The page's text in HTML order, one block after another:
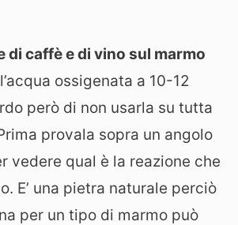
di caffè e di vino sul marmo
ossigenata a 10-12
però di non usarla su tutta
provala sopra un angolo
vedere qual è la reazione che
E’ una pietra naturale perciò
per un tipo di marmo può